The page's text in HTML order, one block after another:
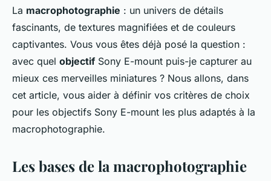
Quels objectifs Sony E-mount
sont les plus adaptés pour la
macrophotographie ?
admin• 7 mars 2024•5 min de lecture
La macrophotographie : un univers de détails
fascinants, de textures magnifiées et de couleurs
captivantes. Vous vous êtes déjà posé la question :
avec quel objectifSony E-mount puis-je capturer au
mieux ces merveilles miniatures ? Nous allons, dans
cet article, vous aider à définir vos critères de choix
pour les objectifs Sony E-mount les plus adaptés à la
macrophotographie.
Les bases de la macrophotographie